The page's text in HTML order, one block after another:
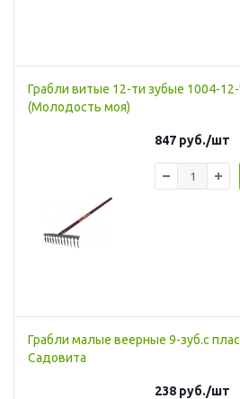
Грабли витые 12-ти зубые 1004-
(Молодость моя)
847 руб./шт
Грабли малые веерные 9-зуб.с
Садовита
238 руб./шт